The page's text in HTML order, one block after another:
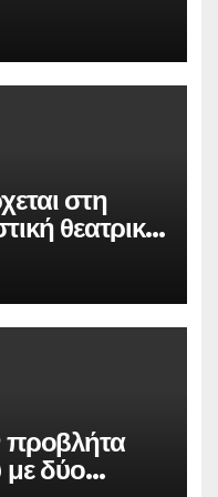
στη
θεατρική
προβλήτα
με δύο